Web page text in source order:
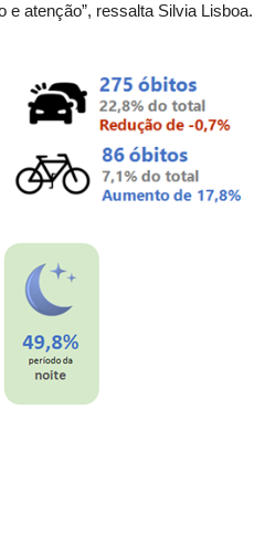
atenção”, ressalta Silvia Lisboa.